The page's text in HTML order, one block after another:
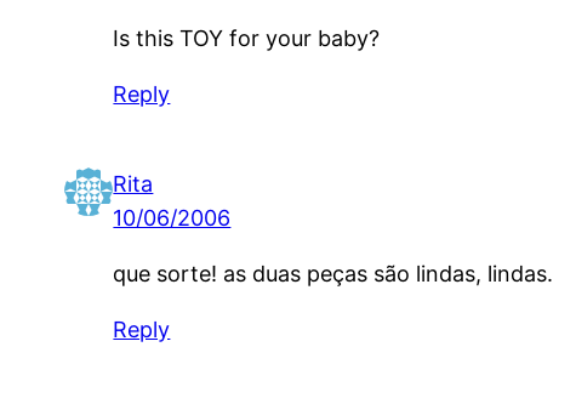
Is this TOY for your baby?
Reply
Rita
10/06/2006
que sorte! as duas peças são lindas, lindas.
Reply